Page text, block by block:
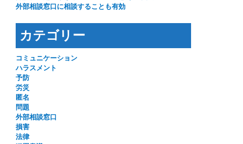
外部相談窓口に相談することも有効
カテゴリー
コミュニケーション
ハラスメント
予防
労災
匿名
問題
外部相談窓口
損害
法律